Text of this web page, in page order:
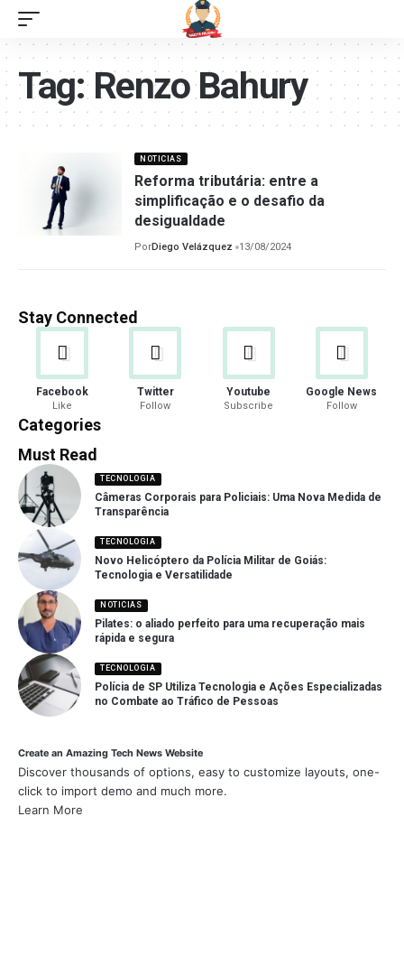
Tag:Renzo Bahury
NOTICIAS
Reforma tributária: entre a
simplificação e o desafio da
desigualdade
PorDiego Velázquez 13/08/2024
Stay Connected
Facebook
Like
Twitter
Follow
Youtube
Subscribe
Google News
Follow
Categories
Must Read
TECNOLOGIA
Câmeras Corporais para Policiais: Uma Nova Medida de
Transparência
TECNOLOGIA
Novo Helicóptero da Polícia Militar de Goiás:
Tecnologia e Versatilidade
NOTICIAS
Pilates: o aliado perfeito para uma recuperação mais
rápida e segura
TECNOLOGIA
Polícia de SP Utiliza Tecnologia e Ações Especializadas
no Combate ao Tráfico de Pessoas
Create an Amazing Tech News Website
Discover thousands of options, easy to customize layouts, one-
click to import demo and much more.
Learn More